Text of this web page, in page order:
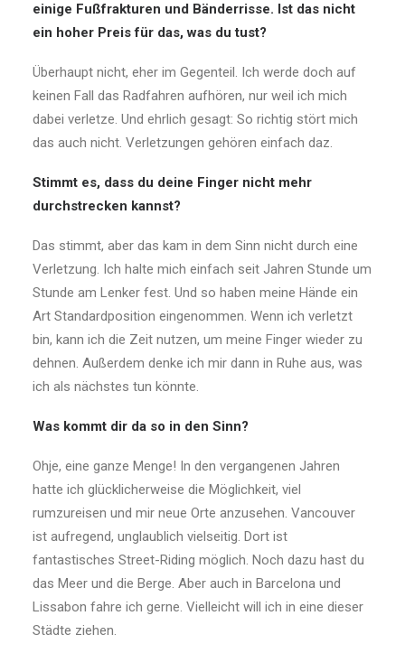
einige Fußfrakturen und Bänderrisse. Ist das nicht
ein hoher Preis für das, was du tust?
Überhaupt nicht, eher im Gegenteil. Ich werde doch auf
keinen Fall das Radfahren aufhören, nur weil ich mich
dabei verletze. Und ehrlich gesagt: So richtig stört mich
das auch nicht. Verletzungen gehören einfach daz.
Stimmt es, dass du deine Finger nicht mehr
durchstrecken kannst?
Das stimmt, aber das kam in dem Sinn nicht durch eine
Verletzung. Ich halte mich einfach seit Jahren Stunde um
Stunde am Lenker fest. Und so haben meine Hände ein
Art Standardposition eingenommen. Wenn ich verletzt
bin, kann ich die Zeit nutzen, um meine Finger wieder zu
dehnen. Außerdem denke ich mir dann in Ruhe aus, was
ich als nächstes tun könnte.
Was kommt dir da so in den Sinn?
Ohje, eine ganze Menge! In den vergangenen Jahren
hatte ich glücklicherweise die Möglichkeit, viel
rumzureisen und mir neue Orte anzusehen. Vancouver
ist aufregend, unglaublich vielseitig. Dort ist
fantastisches Street-Riding möglich. Noch dazu hast du
das Meer und die Berge. Aber auch in Barcelona und
Lissabon fahre ich gerne. Vielleicht will ich in eine dieser
Städte ziehen.